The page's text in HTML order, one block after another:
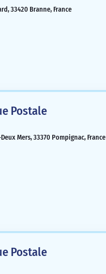
33420 Branne, France
Postale
Mers, 33370 Pompignac, France
Postale